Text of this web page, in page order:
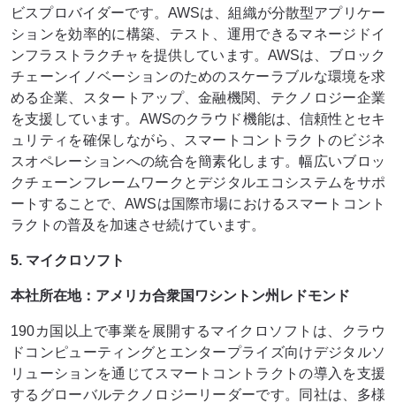
ビスプロバイダーです。AWSは、組織が分散型アプリケー
ションを効率的に構築、テスト、運用できるマネージドイ
ンフラストラクチャを提供しています。AWSは、ブロック
チェーンイノベーションのためのスケーラブルな環境を求
める企業、スタートアップ、金融機関、テクノロジー企業
を支援しています。AWSのクラウド機能は、信頼性とセキ
ュリティを確保しながら、スマートコントラクトのビジネ
スオペレーションへの統合を簡素化します。幅広いブロッ
クチェーンフレームワークとデジタルエコシステムをサポ
ートすることで、AWSは国際市場におけるスマートコント
ラクトの普及を加速させ続けています。
5. マイクロソフト
本社所在地：アメリカ合衆国ワシントン州レドモンド
190カ国以上で事業を展開するマイクロソフトは、クラウ
ドコンピューティングとエンタープライズ向けデジタルソ
リューションを通じてスマートコントラクトの導入を支援
するグローバルテクノロジーリーダーです。同社は、多様